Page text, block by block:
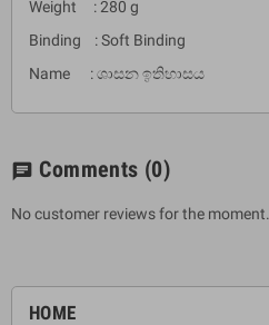
HOME
Weight : 280 g
Binding : Soft Binding
Name : ශාසන ඉතිහාසය
chat Comments (0)
No customer reviews for the moment.